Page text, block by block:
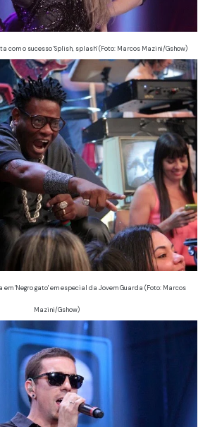
com o sucesso 'Splish, splash' (Foto: Marcos Mazini/Gshow)
em 'Negro gato' em especial da Jovem Guarda (Foto: Marcos
Mazini/Gshow)